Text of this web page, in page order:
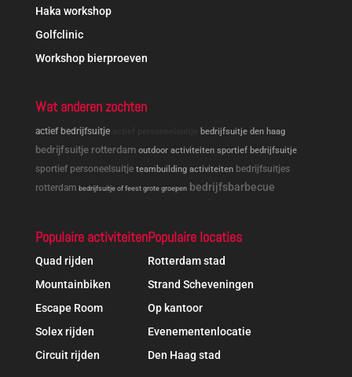
Haka workshop
Golfclinic
Workshop bierproeven
Wat anderen zochten
actief bedrijfsuitje bedrijfsuitje den haag
bedrijfsuitje rotterdam outdoor activiteiten sportief bedrijfsuitje
sportief personeelsuitje teambuilding activiteiten bedrijfsuitjes
rotterdam bedrijfsuitje of feest grote groepen bedrijfsbarbecue
Populaire activiteiten
Quad rijden
Mountainbiken
Escape Room
Solex rijden
Circuit rijden
Populaire locaties
Rotterdam stad
Strand Scheveningen
Op kantoor
Evenementenlocatie
Den Haag stad